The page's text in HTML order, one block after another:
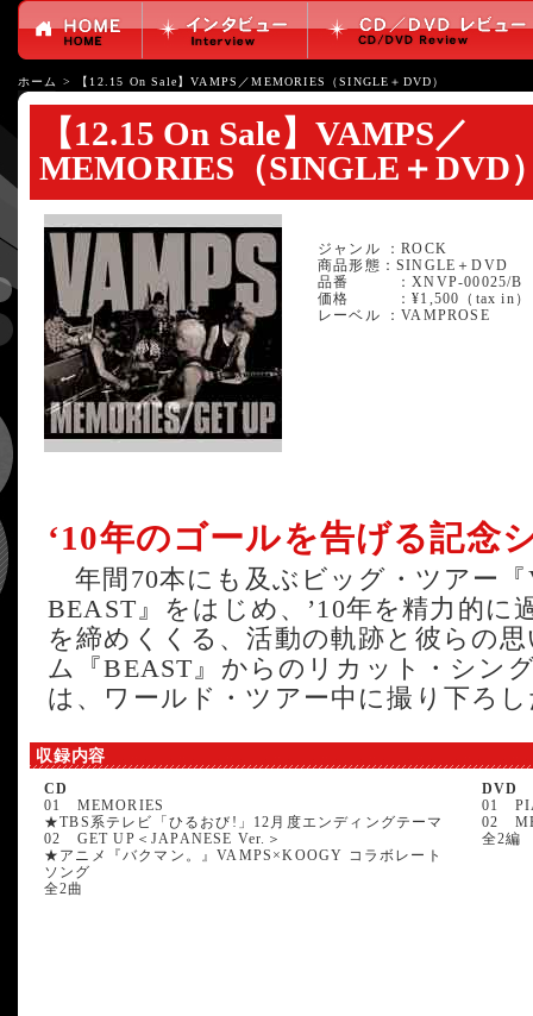
ホーム > 【12.15 On Sale】VAMPS／MEMORIES（SINGLE＋DVD）
【12.15 On Sale】VAMPS／
MEMORIES（SINGLE＋DVD
ジャンル ：ROCK
商品形態：SINGLE＋DVD
品番 ：XNVP-00025/B
価格 ：¥1,500（tax in）
レーベル ：VAMPROSE
‘10年のゴールを告げる記念
年間70本にも及ぶビッグ・ツアー『
BEAST』をはじめ、’10年を精力的に
を締めくくる、活動の軌跡と彼らの
ム『BEAST』からのリカット・シン
は、ワールド・ツアー中に撮り下ろ
収録内容
CD
01 MEMORIES
★TBS系テレビ「ひるおび!」12月度エンディングテーマ
02 GET UP＜JAPANESE Ver.＞
★アニメ『バクマン。』VAMPS×KOOGY コラボレート
ソング
全2曲
DVD
01
02
全2編